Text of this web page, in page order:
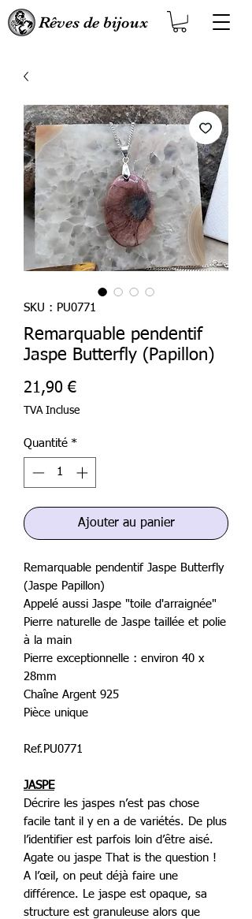
Rêves de bijoux
SKU : PU0771
Remarquable pendentif
Jaspe Butterfly (Papillon)
21,90 €Prix
TVA Incluse
Quantité *
Ajouter au panier
Remarquable pendentif Jaspe Butterfly
(Jaspe Papillon)
Appelé aussi Jaspe "toile d'arraignée"
Pierre naturelle de Jaspe taillée et polie
à la main
Pierre exceptionnelle : environ 40 x
28mm
Chaîne Argent 925
Pièce unique
Ref.PU0771
JASPE
Décrire les jaspes n’est pas chose
facile tant il y en a de variétés. De plus
l’identifier est parfois loin d’être aisé.
Agate ou jaspe That is the question !
A l’œil, on peut déjà faire une
différence. Le jaspe est opaque, sa
structure est granuleuse alors que